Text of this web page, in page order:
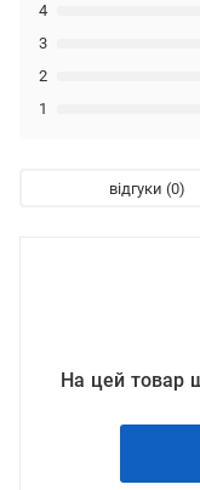
1
2
3
4
відгуки
На цей товар